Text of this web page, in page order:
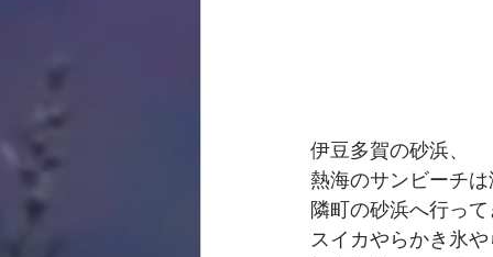
伊豆多賀の砂浜、
熱海のサンビーチ
隣町の砂浜へ行っ
スイカやらかき氷